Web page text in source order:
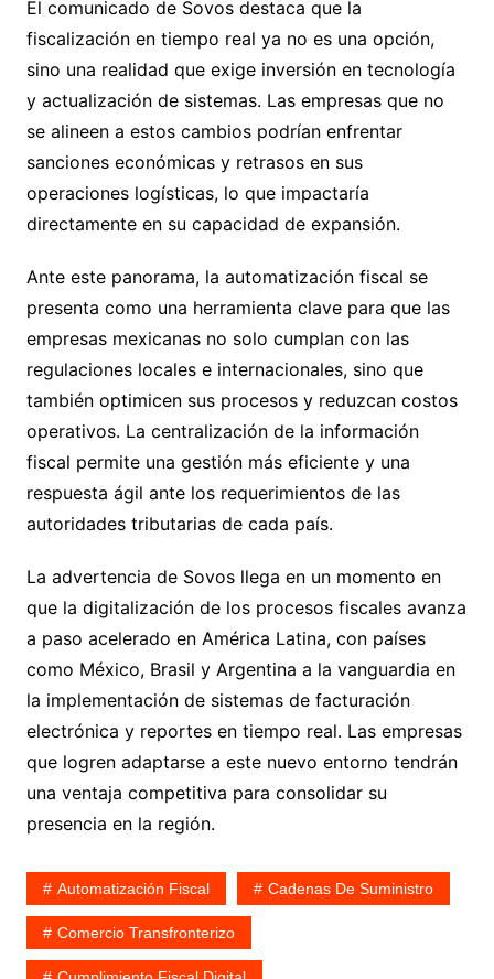
El comunicado de Sovos destaca que la
fiscalización en tiempo real ya no es una opción,
sino una realidad que exige inversión en tecnología
y actualización de sistemas. Las empresas que no
se alineen a estos cambios podrían enfrentar
sanciones económicas y retrasos en sus
operaciones logísticas, lo que impactaría
directamente en su capacidad de expansión.
Ante este panorama, la automatización fiscal se
presenta como una herramienta clave para que las
empresas mexicanas no solo cumplan con las
regulaciones locales e internacionales, sino que
también optimicen sus procesos y reduzcan costos
operativos. La centralización de la información
fiscal permite una gestión más eficiente y una
respuesta ágil ante los requerimientos de las
autoridades tributarias de cada país.
La advertencia de Sovos llega en un momento en
que la digitalización de los procesos fiscales avanza
a paso acelerado en América Latina, con países
como México, Brasil y Argentina a la vanguardia en
la implementación de sistemas de facturación
electrónica y reportes en tiempo real. Las empresas
que logren adaptarse a este nuevo entorno tendrán
una ventaja competitiva para consolidar su
presencia en la región.
Automatización Fiscal Cadenas De Suministro
Comercio Transfronterizo